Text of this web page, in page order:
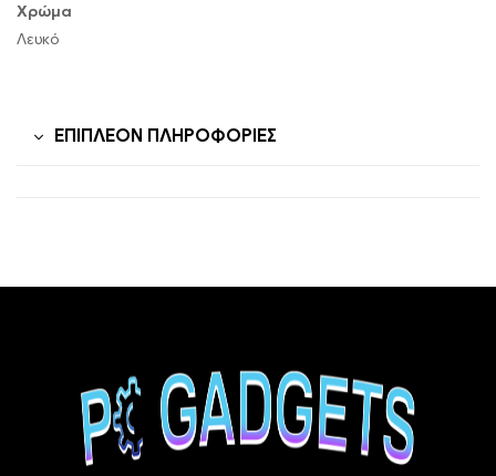
Χρώμα
Λευκό
ΕΠΙΠΛΈΟΝ ΠΛΗΡΟΦΟΡΊΕΣ